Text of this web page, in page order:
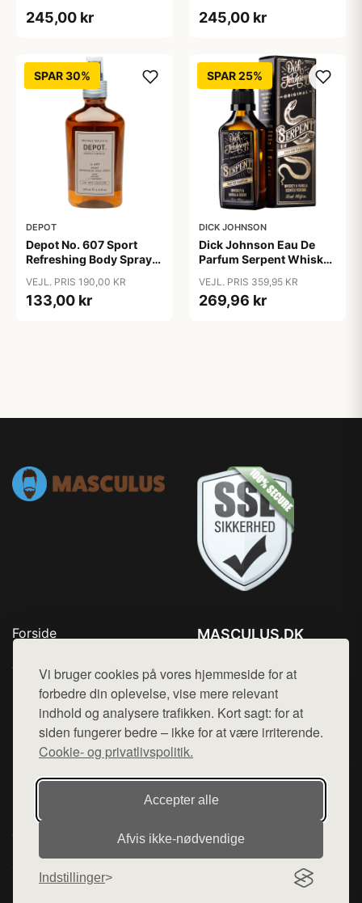
Vi bruger cookies på vores hjemmeside for at
forbedre din oplevelse, vise mere relevant
indhold og analysere trafikken. Kort sagt: for at
siden fungerer bedre – ikke for at være irriterende.
Cookie- og privatlivspolitik.
Accepter alle
Afvis ikke‑nødvendige
Indstillinger
245,00 kr 245,00 kr
SPAR 30%
DEPOT
Depot No. 607 Sport
Refreshing Body Spray
VEJL. PRIS 190,00 KR
133,00 kr
SPAR 25%
DICK JOHNSON
Dick Johnson Eau De
Parfum Serpent Whiskey
VEJL. PRIS 359,95 KR
269,96 kr
Forside
Top Rabatter
Kontakt
MASCULUS.DK
Mail: hej@want.dk
Cookie- og privatlivspolitik
Denne side er en del af want.dk, der udgiver en række
hjemmesider med præsentation af forskellige produkter fra
diverse webshops. Der sælges ikke varer fra denne side - vi
henviser til de shops, som sælger varen. Vi har heller ikke
varerne på lager.